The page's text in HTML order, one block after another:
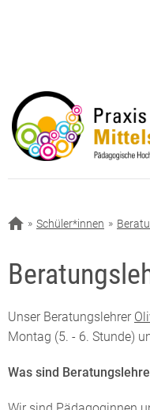
Schüler*innen
Unser Beratungslehrer
Montag (5. - 6. Stunde)
Was sind